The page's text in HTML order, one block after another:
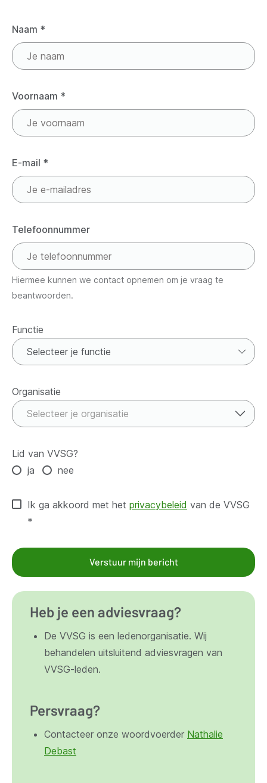
Naam *
Voornaam *
E-mail *
Telefoonnummer
Hiermee kunnen we contact opnemen om je vraag te
beantwoorden.
Functie
Functie
Organisatie
Organisatie
Selecteer je organisatie
Lid van VVSG?
ja
nee
Ik ga akkoord met het privacybeleid van de VVSG
*
Verstuur mijn bericht
Heb je een adviesvraag?
De VVSG is een ledenorganisatie. Wij
behandelen uitsluitend adviesvragen van
VVSG-leden.
Persvraag?
Contacteer onze woordvoerder Nathalie
Debast